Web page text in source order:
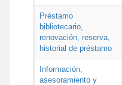
Préstamo
bibliotecario,
renovación, reserva,
historial de préstamo
Información,
asesoramiento y